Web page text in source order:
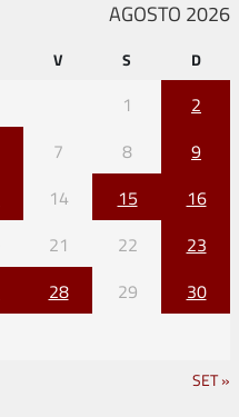
AGOSTO 2026
V S D
1
2
7 8
9
14 15
16
21 22
23
28 29
30
SET »